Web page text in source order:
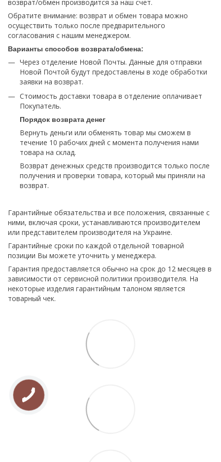
возврат/обмен производится за наш счет.
Обратите внимание: возврат и обмен товара можно
осуществить только после предварительного
согласования с нашим менеджером.
Варианты способов возврата/обмена:
Через отделение Новой Почты. Данные для отправки
Новой Почтой будут предоставлены в ходе обработки
заявки на возврат.
Стоимость доставки товара в отделение оплачивает
Покупатель.
Порядок возврата денег
Вернуть деньги или обменять товар мы сможем в
течение 10 рабочих дней с момента получения нами
товара на склад.
Возврат денежных средств производится только после
получения и проверки товара, который мы приняли на
возврат.
Гарантийные обязательства и все положения, связанные с
ними, включая сроки, устанавливаются производителем
или представителем производителя на Украине.
Гарантийные сроки по каждой отдельной товарной
позиции Вы можете уточнить у менеджера.
Гарантия предоставляется обычно на срок до 12 месяцев в
зависимости от сервисной политики производителя. На
некоторые изделия гарантийным талоном является
товарный чек.